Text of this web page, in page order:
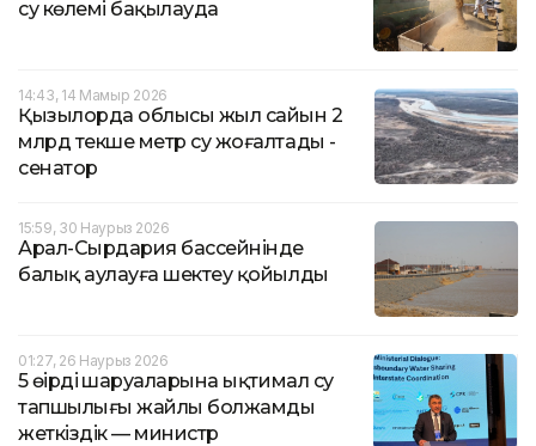
су көлемі бақылауда
14:43, 14 Мамыр 2026
Қызылорда облысы жыл сайын 2
млрд текше метр су жоғалтады -
сенатор
15:59, 30 Наурыз 2026
Арал-Сырдария бассейнінде
балық аулауға шектеу қойылды
01:27, 26 Наурыз 2026
5 өңірдің шаруаларына ықтимал су
тапшылығы жайлы болжамды
жеткіздік — министр